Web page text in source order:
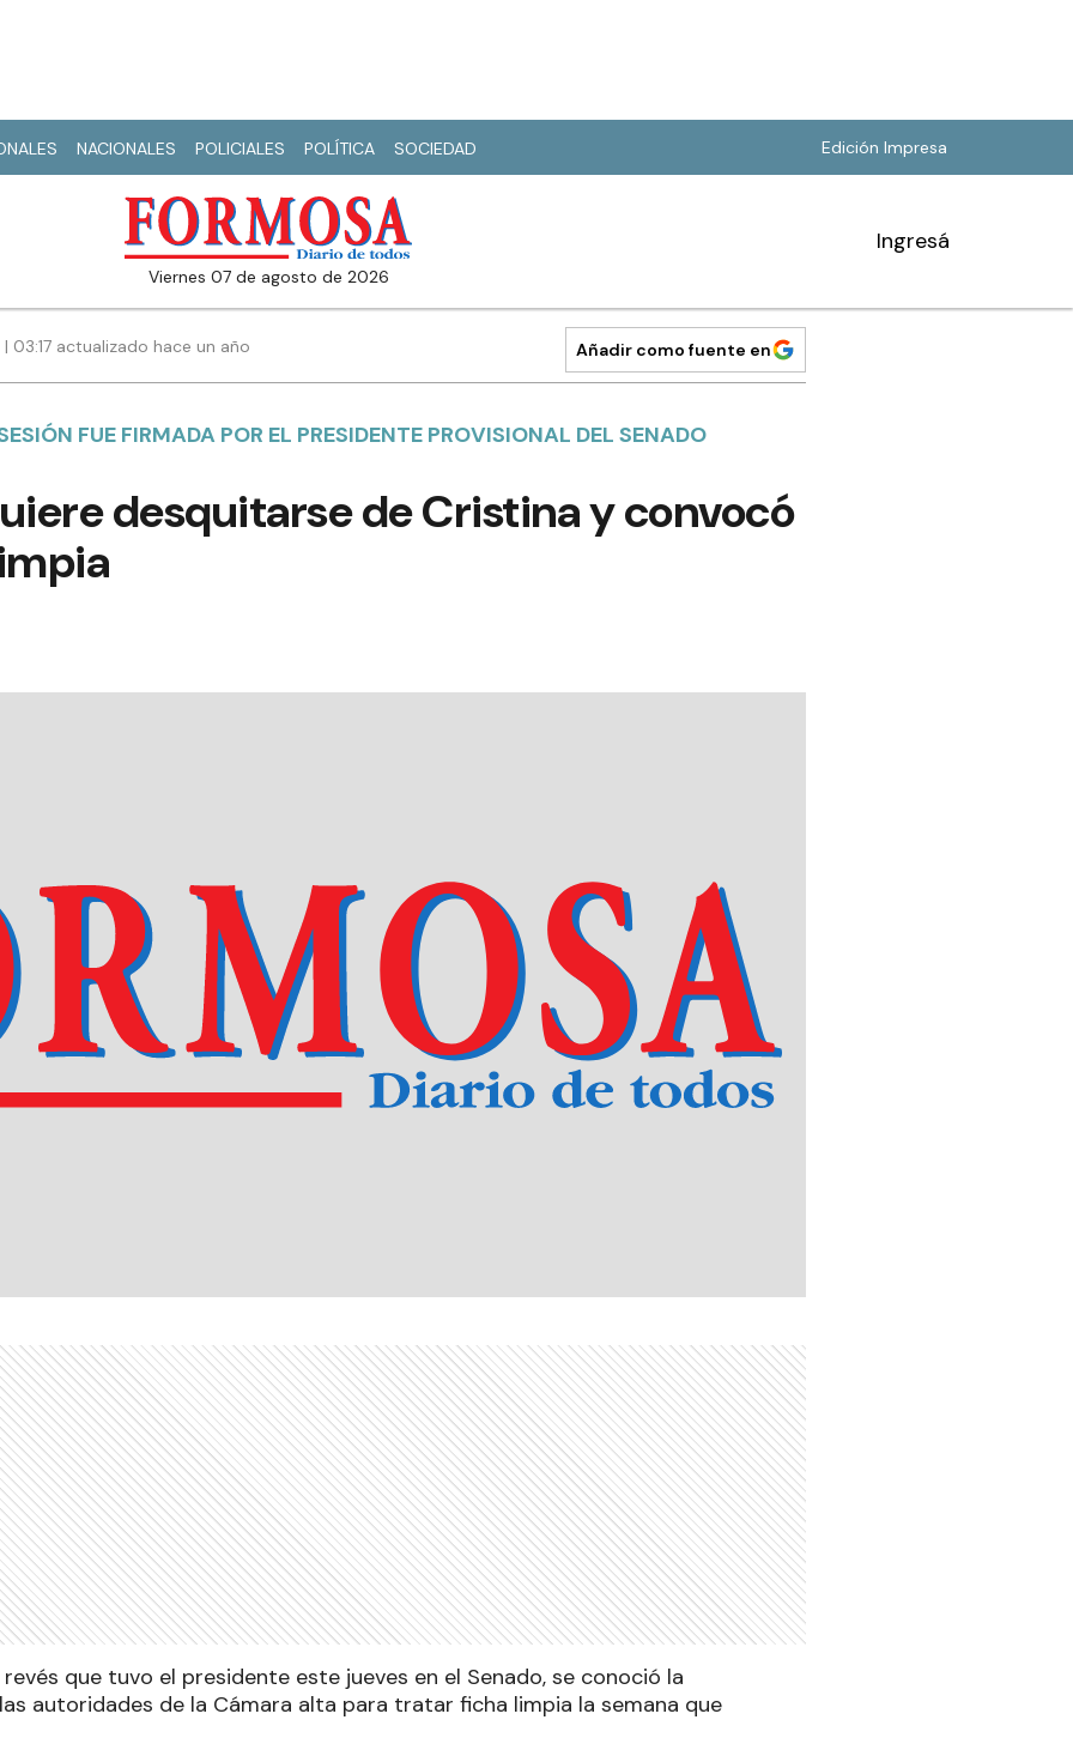
NACIONALES POLICIALES POLÍTICA SOCIEDAD Edición Impresa
viernes 07 de agosto de 2026
Ingresá
03:17 actualizado hace un año Añadir como fuente en
FUE FIRMADA POR EL PRESIDENTE PROVISIONAL DEL SENADO
desquitarse de Cristina y convocó
que tuvo el presidente este jueves en el Senado, se conoció la
autoridades de la Cámara alta para tratar ficha limpia la semana que